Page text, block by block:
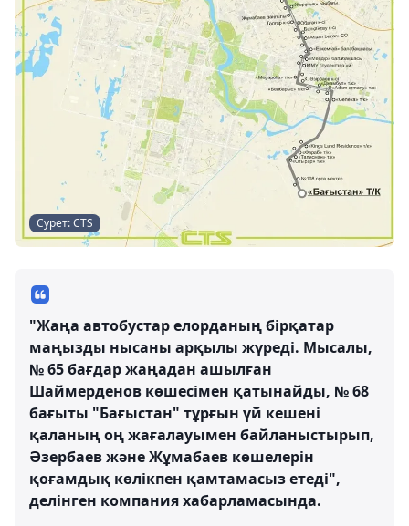
Сурет: CTS
"Жаңа автобустар елорданың бірқатар
маңызды нысаны арқылы жүреді. Мысалы,
№ 65 бағдар жаңадан ашылған
Шаймерденов көшесімен қатынайды, № 68
бағыты "Бағыстан" тұрғын үй кешені
қаланың оң жағалауымен байланыстырып,
Әзербаев және Жұмабаев көшелерін
қоғамдық көлікпен қамтамасыз етеді",
делінген компания хабарламасында.